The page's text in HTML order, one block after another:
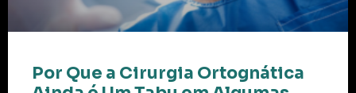
Por Que a Cirurgia Ortognática